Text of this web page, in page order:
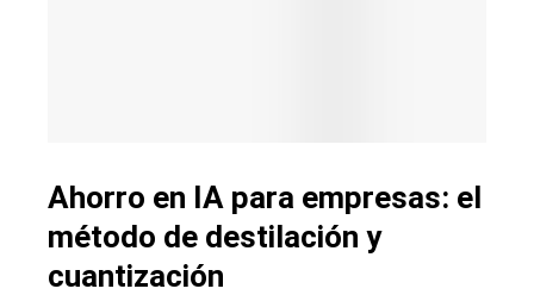
Ahorro en IA para empresas: el
método de destilación y
cuantización